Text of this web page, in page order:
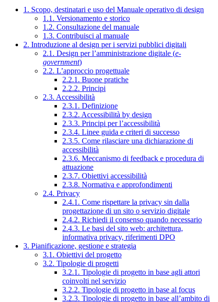
1. Scopo, destinatari e uso del Manuale operativo di design
1.1. Versionamento e storico
1.2. Consultazione del manuale
1.3. Contribuisci al manuale
2. Introduzione al design per i servizi pubblici digitali
2.1. Design per l’amministrazione digitale (e-
government)
2.2. L’approccio progettuale
2.2.1. Buone pratiche
2.2.2. Principi
2.3. Accessibilità
2.3.1. Definizione
2.3.2. Accessibilità by design
2.3.3. Principi per l’accessibilità
2.3.4. Linee guida e criteri di successo
2.3.5. Come rilasciare una dichiarazione di
accessibilità
2.3.6. Meccanismo di feedback e procedura di
attuazione
2.3.7. Obiettivi accessibilità
2.3.8. Normativa e approfondimenti
2.4. Privacy
2.4.1. Come rispettare la privacy sin dalla
progettazione di un sito o servizio digitale
2.4.2. Richiedi il consenso quando necessario
2.4.3. Le basi del sito web: architettura,
informativa privacy, riferimenti DPO
3. Pianificazione, gestione e strategia
3.1. Obiettivi del progetto
3.2. Tipologie di progetti
3.2.1. Tipologie di progetto in base agli attori
coinvolti nel servizio
3.2.2. Tipologie di progetto in base al focus
3.2.3. Tipologie di progetto in base all’ambito di